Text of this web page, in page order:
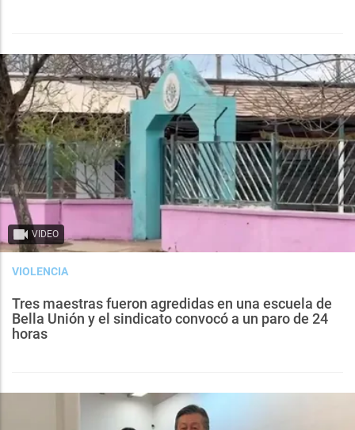
VIDEO
VIOLENCIA
Tres maestras fueron agredidas en una escuela de
Bella Unión y el sindicato convocó a un paro de 24
horas